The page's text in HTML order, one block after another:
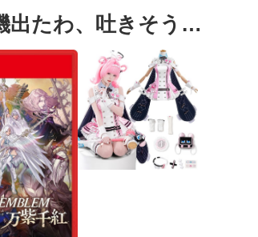
出たわ、吐きそう…